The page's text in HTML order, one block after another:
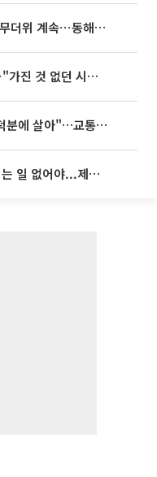
[내일 날씨] 폭염 한풀 꺾여도 무더위 계속⋯동해안 이틀 연속 비
임영웅, 어느덧 데뷔 10주년⋯"가진 것 없던 시절, 내 앞엔 20명의 팬뿐"
'굿 윌 헌팅' 배우 "기아 EV2 덕분에 살아"…교통사고 후 안전성 극찬
李대통령 “청년이 결혼 망설이는 일 없어야...제도상 불이익 조사”